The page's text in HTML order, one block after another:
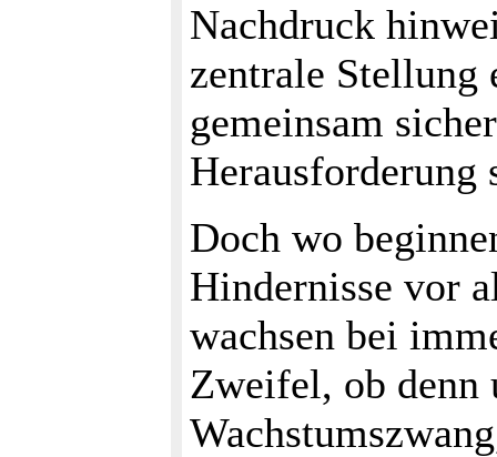
Nachdruck
zentrale Stellung
gemeinsam
Doch wo
Hindernisse vor
wachsen bei
Zweifel, ob denn